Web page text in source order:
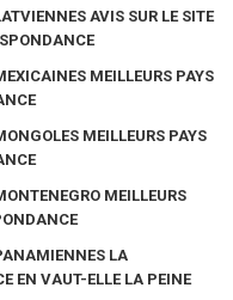
AVIS SUR LE SITE
MEILLEURS PAYS
MEILLEURS PAYS
MEILLEURS
LA
EN VAUT-ELLE LA PEINE